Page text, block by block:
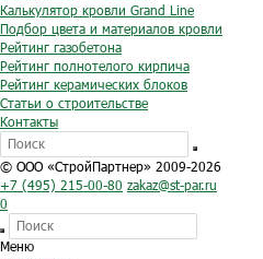
Калькулятор кровли Grand Line
Подбор цвета и материалов кровли
Рейтинг газобетона
Рейтинг полнотелого кирпича
Рейтинг керамических блоков
Статьи о строительстве
Контакты
© ООО «СтройПартнер» 2009-2026
+7 (495) 215-00-80 zakaz@st-par.ru
0
Меню